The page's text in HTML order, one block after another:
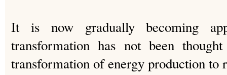
It is now gradually becoming
transformation has not been
transformation of energy production to